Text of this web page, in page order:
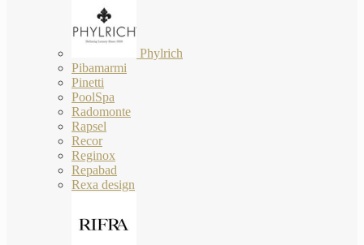
Phylrich
Pibamarmi
Pinetti
PoolSpa
Radomonte
Rapsel
Recor
Reginox
Repabad
Rexa design